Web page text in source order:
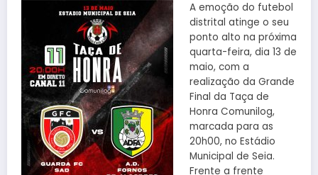
A emoção do futebol
distrital atinge o seu
ponto alto na próxima
quarta-feira, dia 13 de
maio, com a
realização da Grande
Final da Taça de
Honra Comunilog,
marcada para as
20h00, no Estádio
Municipal de Seia.
Frente a frente